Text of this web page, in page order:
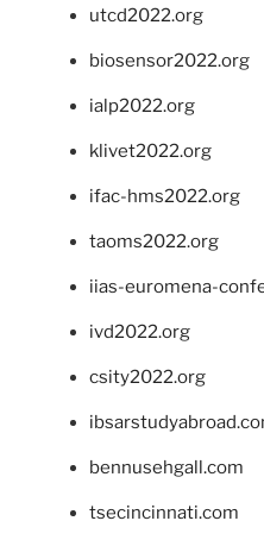
utcd2022.org
biosensor2022.org
ialp2022.org
klivet2022.org
ifac-hms2022.org
taoms2022.org
iias-euromena-
ivd2022.org
csity2022.org
bennusehgall.com
tsecincinnati.com